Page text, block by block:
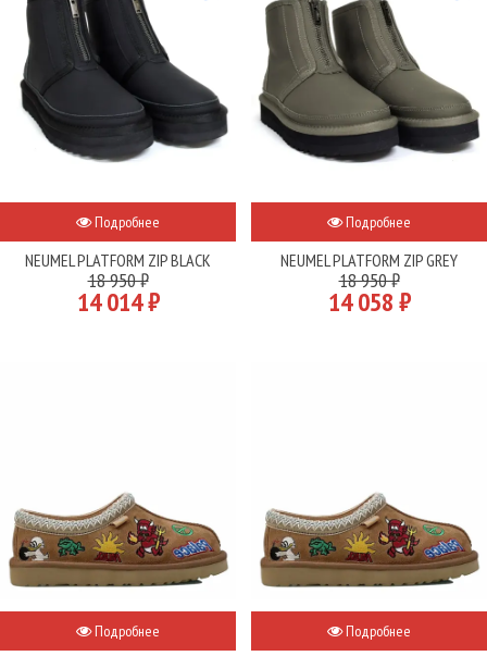
Подробнее
NEUMEL PLATFORM ZIP BLACK
18 950 ₽
14 014 ₽
Подробнее
NEUMEL PLATFORM ZIP GREY
18 950 ₽
14 058 ₽
Подробнее Подробнее